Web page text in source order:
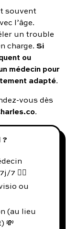
souvent
l’âge.
un trouble
charge. Si
ou
médecin pour
adapté.
vous dès
.
?
7 👨‍⚕️
ou
(au lieu
💸